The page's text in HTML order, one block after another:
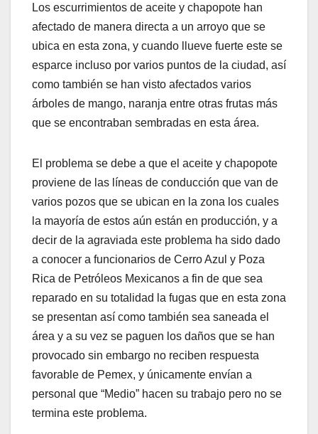
Los escurrimientos de aceite y chapopote han
afectado de manera directa a un arroyo que se
ubica en esta zona, y cuando llueve fuerte este se
esparce incluso por varios puntos de la ciudad, así
como también se han visto afectados varios
árboles de mango, naranja entre otras frutas más
que se encontraban sembradas en esta área.
El problema se debe a que el aceite y chapopote
proviene de las líneas de conducción que van de
varios pozos que se ubican en la zona los cuales
la mayoría de estos aún están en producción, y a
decir de la agraviada este problema ha sido dado
a conocer a funcionarios de Cerro Azul y Poza
Rica de Petróleos Mexicanos a fin de que sea
reparado en su totalidad la fugas que en esta zona
se presentan así como también sea saneada el
área y a su vez se paguen los daños que se han
provocado sin embargo no reciben respuesta
favorable de Pemex, y únicamente envían a
personal que “Medio” hacen su trabajo pero no se
termina este problema.